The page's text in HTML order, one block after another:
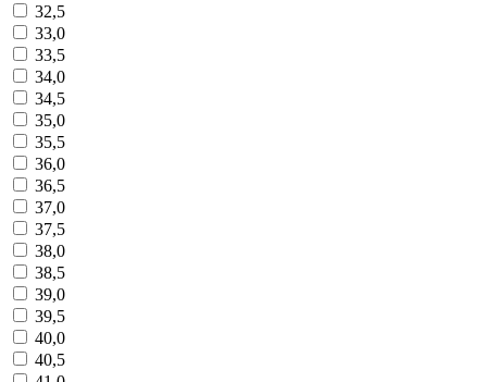
32,5
33,0
33,5
34,0
34,5
35,0
35,5
36,0
36,5
37,0
37,5
38,0
38,5
39,0
39,5
40,0
40,5